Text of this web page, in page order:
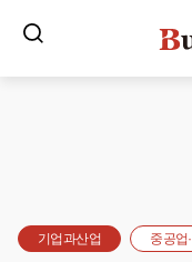
기업과산업 중공업